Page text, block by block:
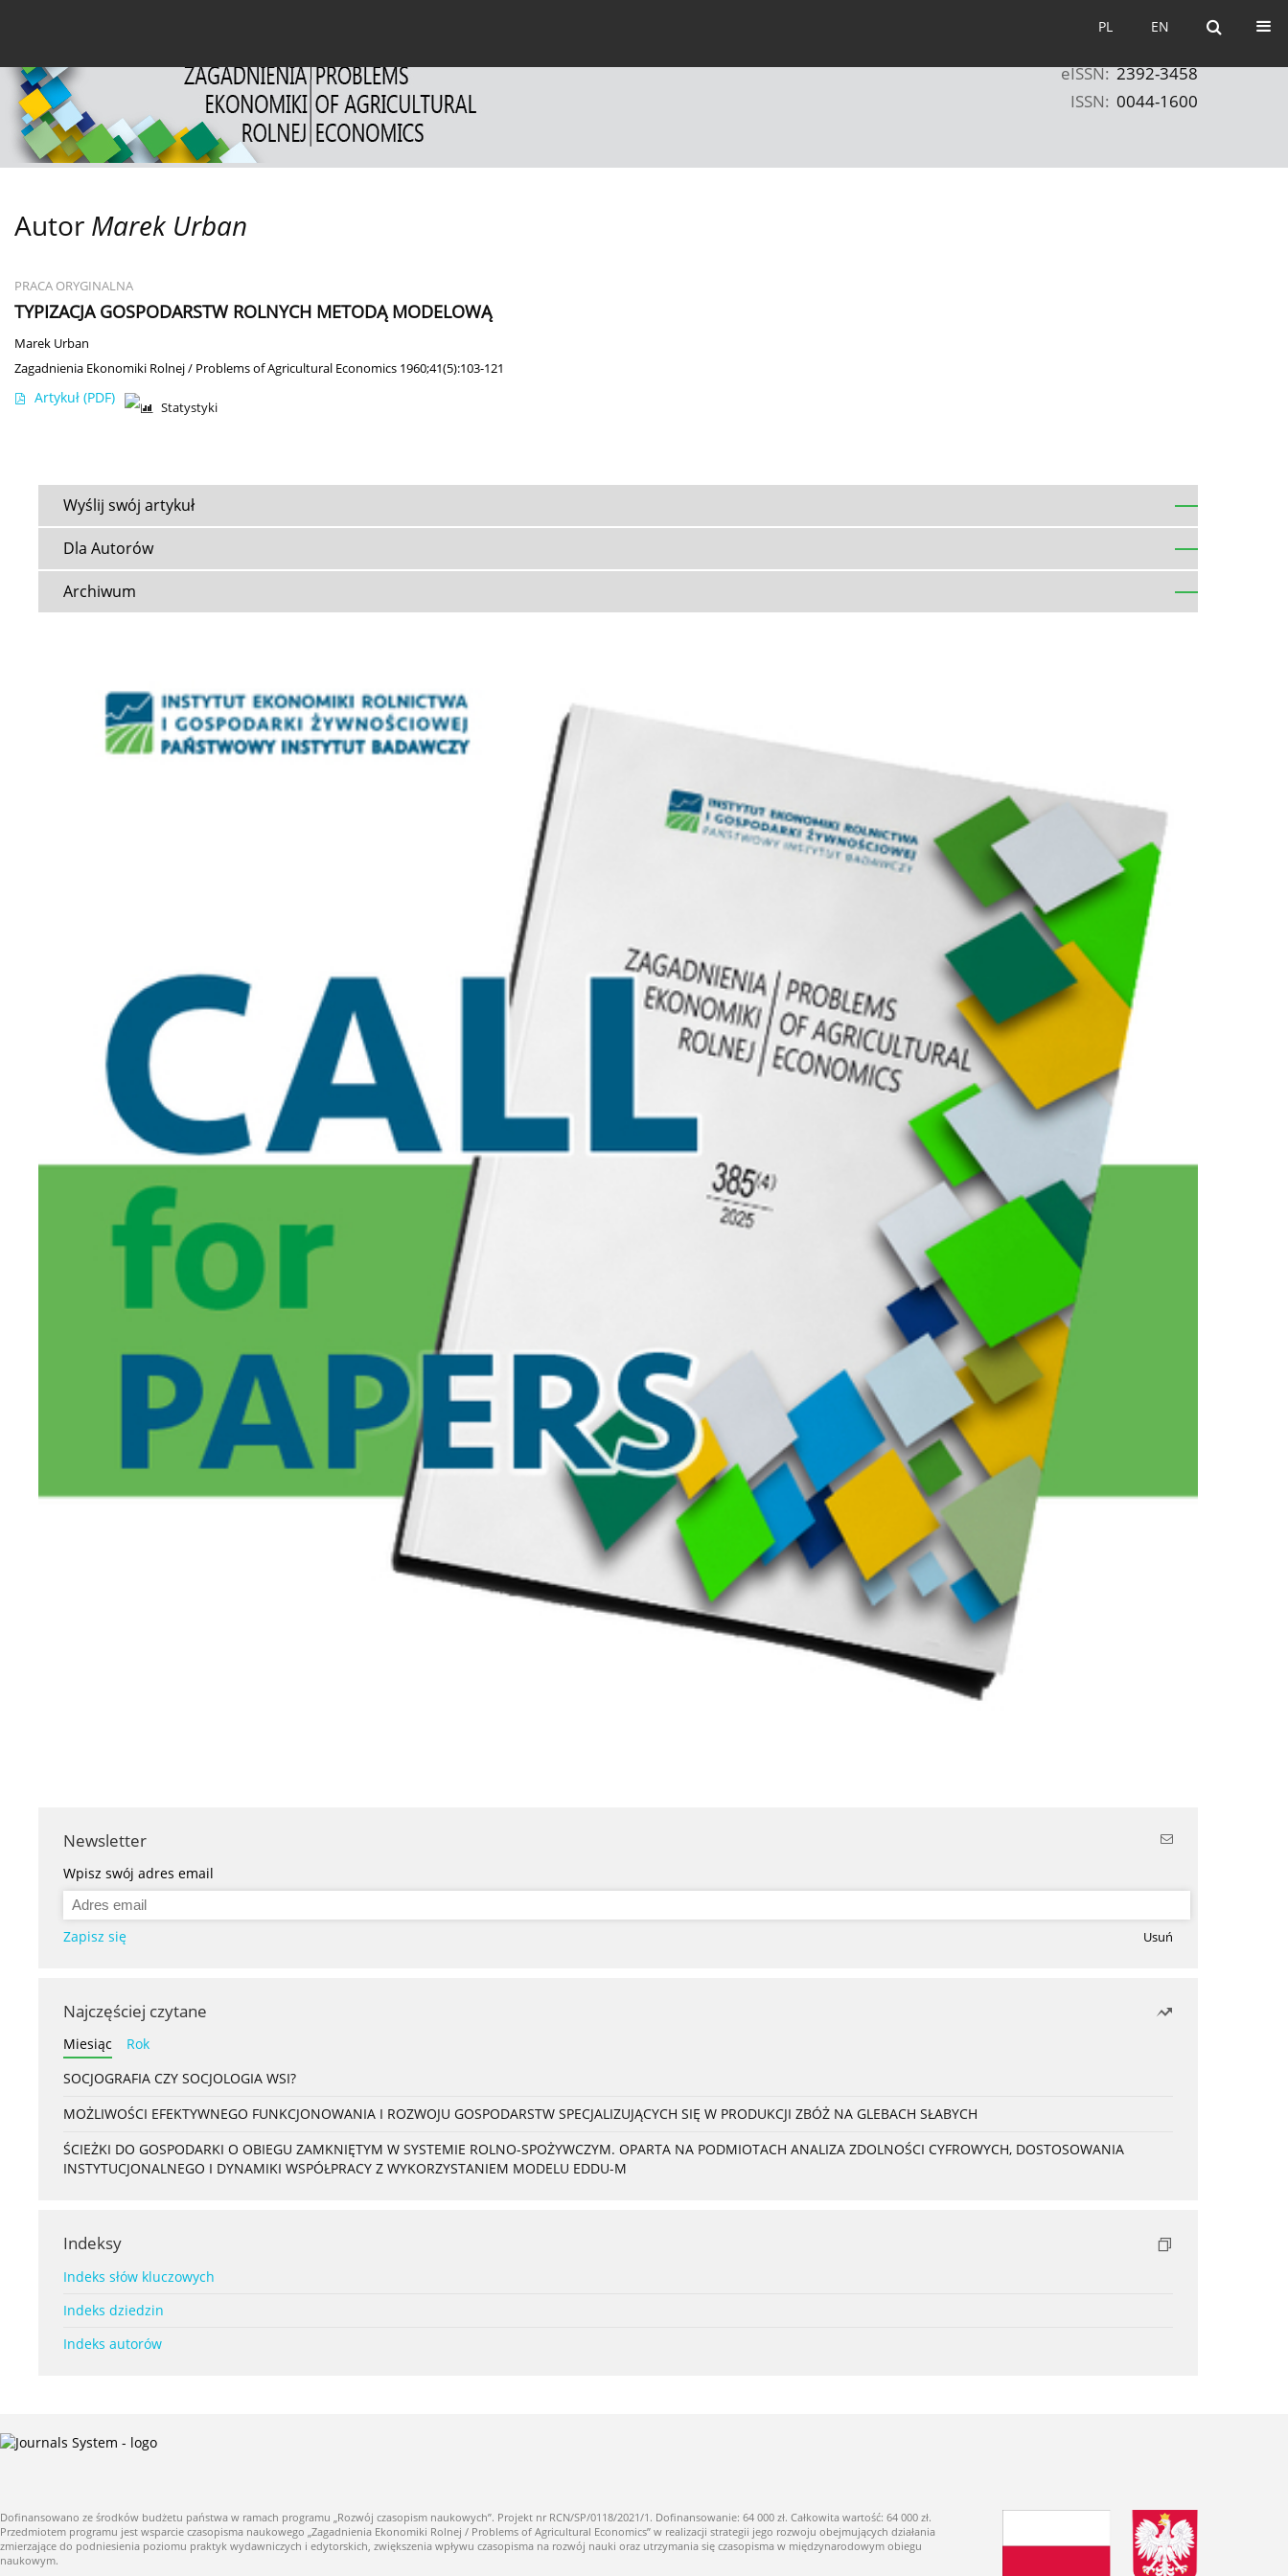
EN
PL EN
PL
eISSN: 2392-3458
ISSN: 0044-1600
Autor Marek Urban
PRACA ORYGINALNA
TYPIZACJA GOSPODARSTW ROLNYCH METODĄ MODELOWĄ
Marek Urban
Zagadnienia Ekonomiki Rolnej / Problems of Agricultural Economics 1960;41(5):103-121
Artykuł (PDF)
Statystyki
Wyślij swój artykuł
Dla Autorów
Archiwum
Newsletter
Wpisz swój adres email
Zapisz się Usuń
Najczęściej czytane
Miesiąc
Rok
SOCJOGRAFIA CZY SOCJOLOGIA WSI?
MOŻLIWOŚCI EFEKTYWNEGO FUNKCJONOWANIA I ROZWOJU GOSPODARSTW SPECJALIZUJĄCYCH SIĘ W PRODUKCJI ZBÓŻ NA GLEBACH SŁABYCH
ŚCIEŻKI DO GOSPODARKI O OBIEGU ZAMKNIĘTYM W SYSTEMIE ROLNO-SPOŻYWCZYM. OPARTA NA PODMIOTACH ANALIZA ZDOLNOŚCI CYFROWYCH, DOSTOSOWANIA
INSTYTUCJONALNEGO I DYNAMIKI WSPÓŁPRACY Z WYKORZYSTANIEM MODELU EDDU-M
Indeksy
Indeks słów kluczowych
Indeks dziedzin
Indeks autorów
Dofinansowano ze środków budżetu państwa w ramach programu „Rozwój czasopism naukowych”. Projekt nr RCN/SP/0118/2021/1. Dofinansowanie: 64 000 zł. Całkowita wartość: 64 000 zł.
Przedmiotem programu jest wsparcie czasopisma naukowego „Zagadnienia Ekonomiki Rolnej / Problems of Agricultural Economics” w realizacji strategii jego rozwoju obejmujących działania
zmierzające do podniesienia poziomu praktyk wydawniczych i edytorskich, zwiększenia wpływu czasopisma na rozwój nauki oraz utrzymania się czasopisma w międzynarodowym obiegu
naukowym.